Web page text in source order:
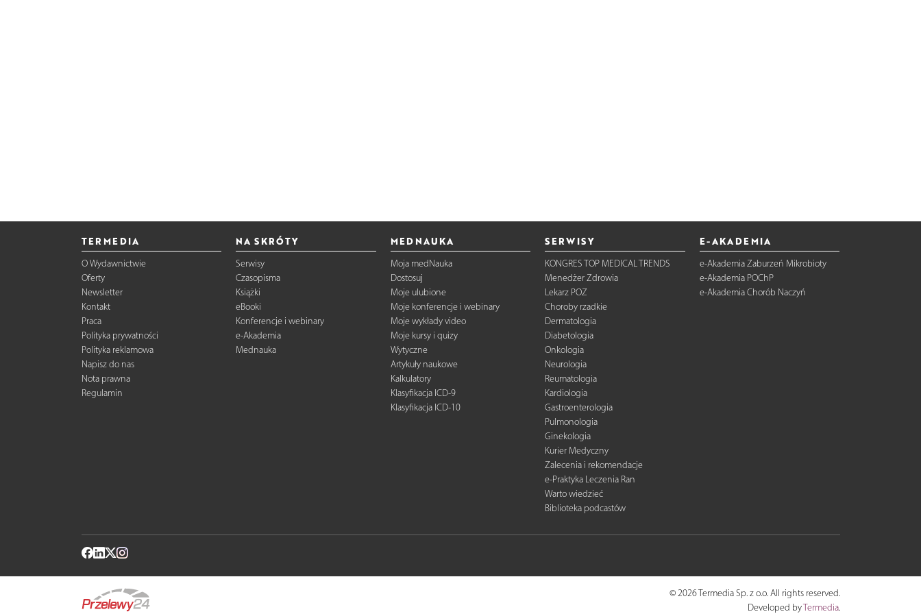
TERMEDIA
O Wydawnictwie
Oferty
Newsletter
Kontakt
Praca
Polityka prywatności
Polityka reklamowa
Napisz do nas
Nota prawna
Regulamin
NA SKRÓTY
Serwisy
Czasopisma
Książki
eBooki
Konferencje i webinary
e-Akademia
Mednauka
MEDNAUKA
Moja medNauka
Dostosuj
Moje ulubione
Moje konferencje i webinary
Moje wykłady video
Moje kursy i quizy
Wytyczne
Artykuły naukowe
Kalkulatory
Klasyfikacja ICD-9
Klasyfikacja ICD-10
SERWISY
KONGRES TOP MEDICAL TRENDS
Menedżer Zdrowia
Lekarz POZ
Choroby rzadkie
Dermatologia
Diabetologia
Onkologia
Neurologia
Reumatologia
Kardiologia
Gastroenterologia
Pulmonologia
Ginekologia
Kurier Medyczny
Zalecenia i rekomendacje
e-Praktyka Leczenia Ran
Warto wiedzieć
Biblioteka podcastów
E-AKADEMIA
e-Akademia Zaburzeń Mikrobioty
e-Akademia POChP
e-Akademia Chorób Naczyń
© 2026 Termedia Sp. z o.o. All rights reserved.
Developed byTermedia.